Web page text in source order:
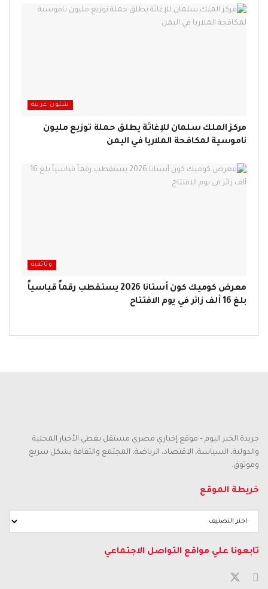
شئون عربية
مركز الملك سلمان للإغاثة يطلق حملة توزيع مليون
ناموسية لمكافحة الملاريا في اليمن
وثائقية
معرض كوميك كون أستانا 2026 يستقطب رقماً قياسياً
بلغ 16 ألف زائر في يوم الافتتاح
جريدة الخبر اليوم – موقع إخباري مصري مستقل يغطي الأخبار المحلية
والدولية، السياسة، الاقتصاد، الرياضة، المجتمع والثقافة بشكل سريع
وموثوق.
خريطة الموقع
تابعونا علي مواقع التواصل الاجتماعي